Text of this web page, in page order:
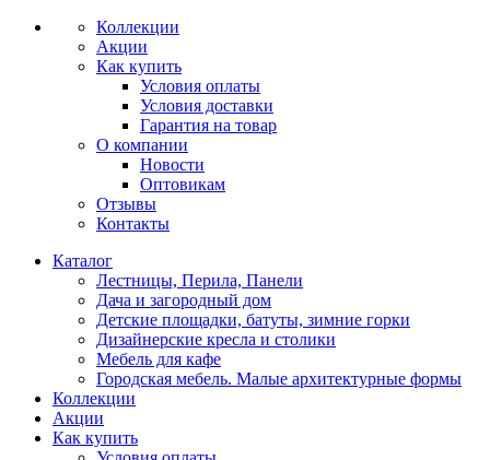
Коллекции
Акции
Как купить
Условия оплаты
Условия доставки
Гарантия на товар
О компании
Новости
Оптовикам
Отзывы
Контакты
Каталог
Лестницы, Перила, Панели
Дача и загородный дом
Детские площадки, батуты, зимние горки
Дизайнерские кресла и столики
Мебель для кафе
Городская мебель. Малые архитектурные формы
Коллекции
Акции
Как купить